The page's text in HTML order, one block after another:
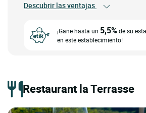
Descubrir las ventajas
¡Gane hasta un 5,5%de su
en este establecimiento!
Restaurant la Terrasse